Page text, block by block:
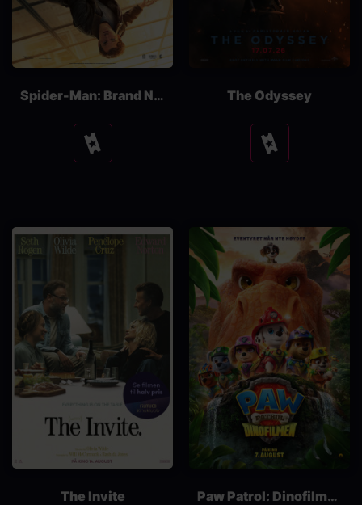
Spider-Man: Brand New Day
Se
tider
The Odyssey
Se
tider
The Invite Paw Patrol: Dinofilmen